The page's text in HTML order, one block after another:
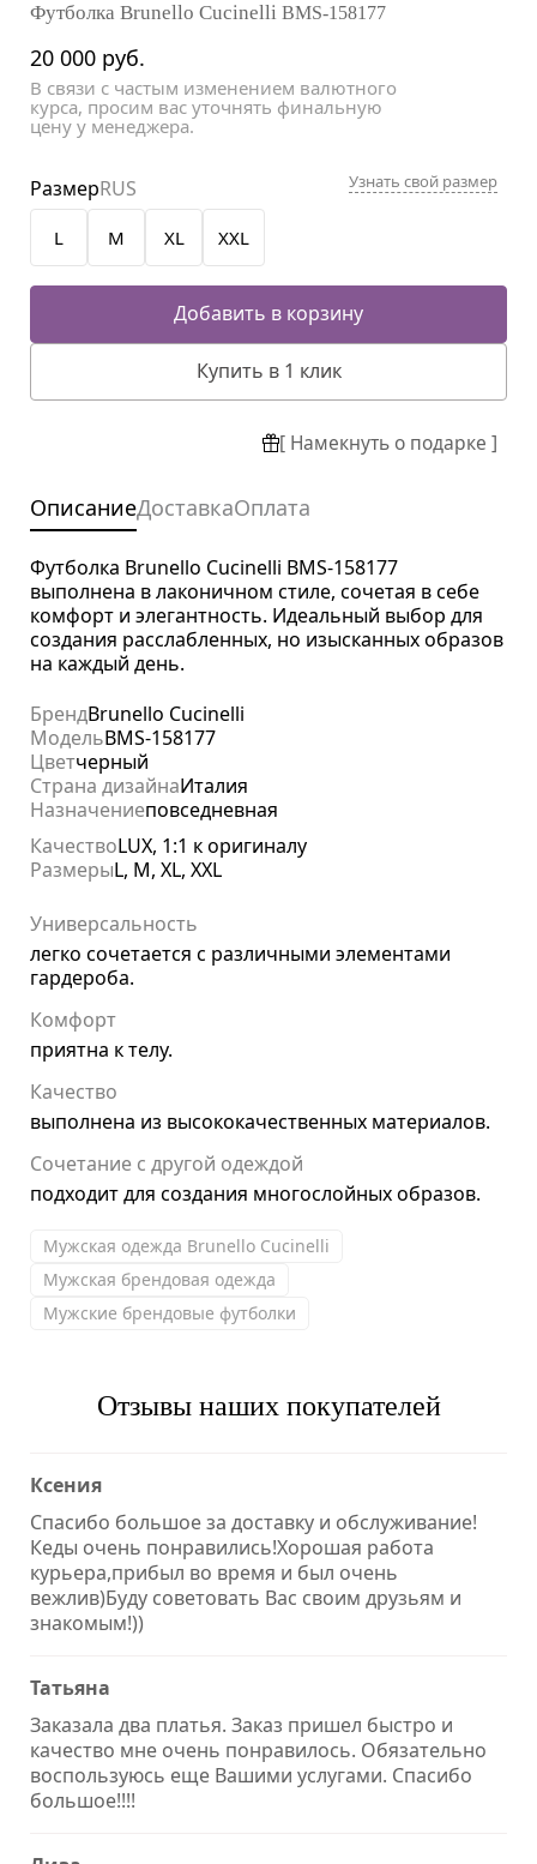
Футболка Brunello Cucinelli BMS-158177
20 000 руб.
В связи с частым изменением валютного
курса, просим вас уточнять финальную
цену у менеджера.
L M XL XXL
РазмерRUS Узнать свой размер
Добавить в корзину
Купить в 1 клик
[ Намекнуть о подарке ]
ОписаниеДоставкаОплата
Футболка Brunello Cucinelli BMS-158177
выполнена в лаконичном стиле, сочетая в себе
комфорт и элегантность. Идеальный выбор для
создания расслабленных, но изысканных образов
на каждый день.
БрендBrunello Cucinelli
МодельBMS-158177
Цветчерный
Страна дизайнаИталия
Назначениеповседневная
КачествоLUX, 1:1 к оригиналу
РазмерыL, M, XL, XXL
Универсальность
легко сочетается с различными элементами
гардероба.
Комфорт
приятна к телу.
Качество
выполнена из высококачественных материалов.
Сочетание с другой одеждой
подходит для создания многослойных образов.
Мужская одежда Brunello Cucinelli
Мужская брендовая одежда
Мужские брендовые футболки
Отзывы наших покупателей
Ксения
Спасибо большое за доставку и обслуживание!
Кеды очень понравились!Хорошая работа
курьера,прибыл во время и был очень
вежлив)Буду советовать Вас своим друзьям и
знакомым!))
Татьяна
Заказала два платья. Заказ пришел быстро и
качество мне очень понравилось. Обязательно
воспользуюсь еще Вашими услугами. Спасибо
большое!!!!